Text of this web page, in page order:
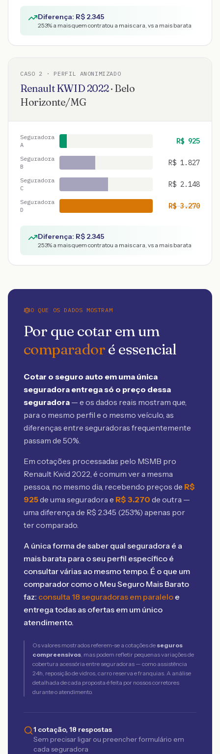
Diferença: R$ 2.345
253% a mais quem contratou a mais cara, vs a mais barata
CASO 2 · PERFIL ANONIMIZADO
RenaultKWID 2022· Belo
Horizonte/MG
Seguradora
A
R$ 925
Seguradora
B
R$ 1.827
Seguradora
C
R$ 2.148
Seguradora
D
R$3.270
Diferença: R$ 2.345
253% a mais quem contratou a mais cara, vs a mais barata
O QUE OS DADOS MOSTRAM
Por que cotar em um
comparadoré essencial
Cotar o seguro auto em uma única
seguradora entrega só o preço dessa
seguradora — e os dados reais mostram que,
para o mesmo perfil e o mesmo veículo, as
diferenças entre seguradoras frequentemente
passam de 50%.
Em cotações processadas pelo MSMB pro
Renault Kwid 2022, é comum ver a mesma
pessoa, no mesmo dia, recebendo preços de R$
925de uma seguradora e R$ 3.270 de outra —
uma diferença de R$ 2.345 (253%) apenas por
ter comparado.
A única forma de saber qual seguradora é a
mais barata para o seu perfil específico é
consultar várias ao mesmo tempo. É o que um
comparador como o Meu Seguro Mais Barato
faz: consulta 18 seguradoras em paralelo e
entrega todas as ofertas em um único
atendimento.
Os valores mostrados referem-se a cotações de seguros
compreensivos, mas podem refletir pequenas variações de
cobertura acessória entre seguradoras — como assistência
24h, reposição de vidros, carro reserva e franquias. A análise
detalhada de cada proposta é feita por nossos corretores
durante o atendimento.
1 cotação, 18 respostas
Sem precisar ligar ou preencher formulário em
cada seguradora